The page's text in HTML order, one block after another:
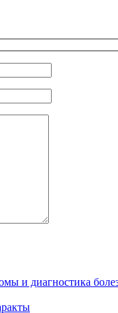
и диагностика